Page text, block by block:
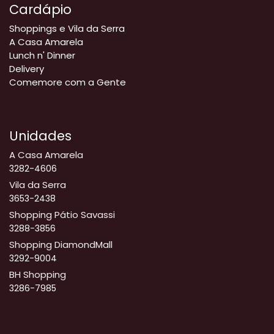
Cardápio
Shoppings e Vila da Serra
A Casa Amarela
Lunch n' Dinner
Delivery
Comemore com a Gente
Unidades
A Casa Amarela
3282-4606
Vila da Serra
3653-2438
Shopping Pátio Savassi
3288-3856
Shopping DiamondMall
3292-9004
BH Shopping
3286-7985